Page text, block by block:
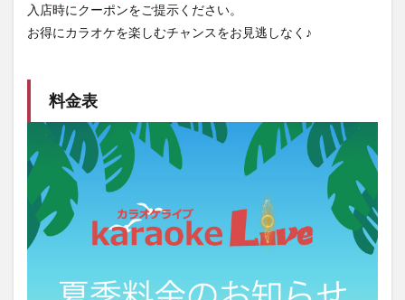
入店時にクーポンをご提示ください。
お得にカラオケを楽しむチャンスをお見逃しなく♪
料金表